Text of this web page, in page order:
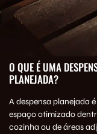
O QUE É UMA
PLANEJADA?
A despensa planejada
espaço otimizado
cozinha ou de áreas